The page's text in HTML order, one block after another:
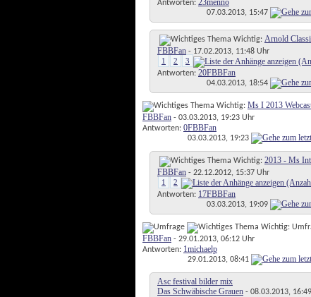
Antworten: 23menno
07.03.2013, 15:47
Wichtig: Arnold
FBBFan - 17.02.2013, 11:48 Uhr
1
2
3
Antworten: 20FBBFan
04.03.2013, 18:54
Wichtig: Ms I 2013
FBBFan - 03.03.2013, 19:23 Uhr
Antworten: 0FBBFan
03.03.2013, 19:23
Wichtig: 2013 - Ms
FBBFan - 22.12.2012, 15:37 Uhr
1
2
Antworten: 17FBBFan
03.03.2013, 19:09
Wichtig:
FBBFan - 29.01.2013, 06:12 Uhr
Antworten: 1michaelp
29.01.2013, 08:41
Asc festival bilder mix
Das Schwäbische Grauen - 08.03.2013,